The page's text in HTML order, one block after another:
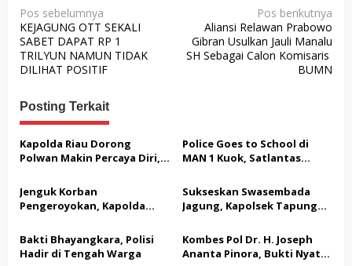
N
a
v
i
g
a
s
i
p
o
s
Pos sebelumnya
KEJAGUNG OTT SEKALI
SABET DAPAT RP 1
TRILYUN NAMUN TIDAK
DILIHAT POSITIF
Pos berikutnya
Aliansi Relawan Prabowo
Gibran Usulkan Jauli Manalu
SH Sebagai Calon Komisaris
BUMN
Posting Terkait
Kapolda Riau Dorong
Polwan Makin Percaya Diri,
Public Speaking
Police Goes to School di
MAN 1 Kuok, Satlantas
Keselamatan Berlalu Lintas
dan Bagikan Helm SNI
Jenguk Korban
Pengeroyokan, Kapolda
Hukum dalam Kasus Ini
Sukseskan Swasembada
Jagung, Kapolsek Tapung
Datar Raih Penghargaan
dari Kapolres Kampar
Bakti Bhayangkara, Polisi
Hadir di Tengah Warga
Kombes Pol Dr. H. Joseph
Ananta Pinora, Bukti Nyata